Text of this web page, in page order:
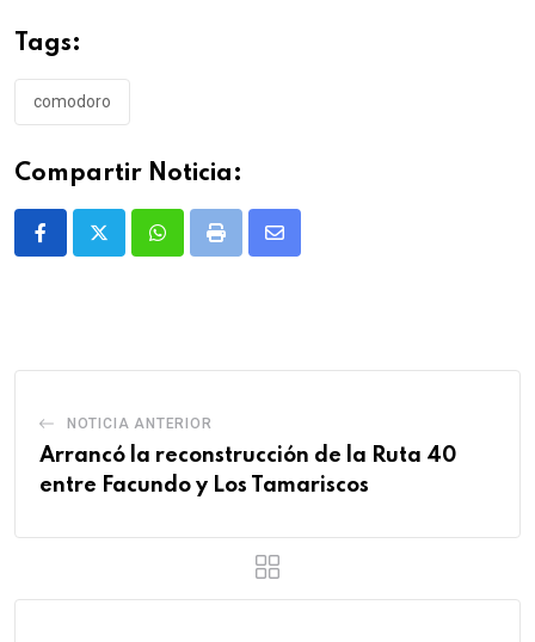
Tags:
comodoro
Compartir Noticia:
WhatsappPrint
Share
NOTICIA ANTERIOR
Arrancó la reconstrucción de la Ruta 40
entre Facundo y Los Tamariscos